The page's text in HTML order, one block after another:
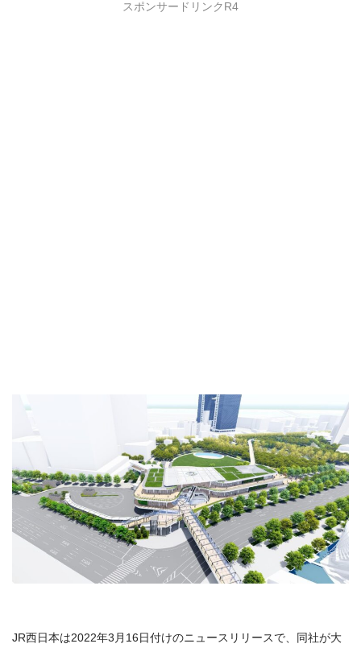
スポンサードリンクR4
JR西日本は2022年3月16日付けのニュースリリースで、同社が大